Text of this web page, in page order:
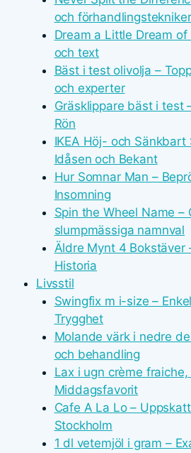
och förhandlingstekniker
Dream a Little Dream
och text
Bäst i test olivolja –
och experter
Gräsklippare bäst i test
Rön
IKEA Höj- och
Idåsen och Bekant
Hur Somnar Man –
Insomning
Spin the Wheel Name –
slumpmässiga namnval
Äldre Mynt 4 Bokstäver
Historia
Livsstil
Swingfix m i-size –
Trygghet
Molande värk i nedre
och behandling
Lax i ugn crème
Middagsfavorit
Cafe A La Lo –
Stockholm
1 dl vetemjöl i gram –